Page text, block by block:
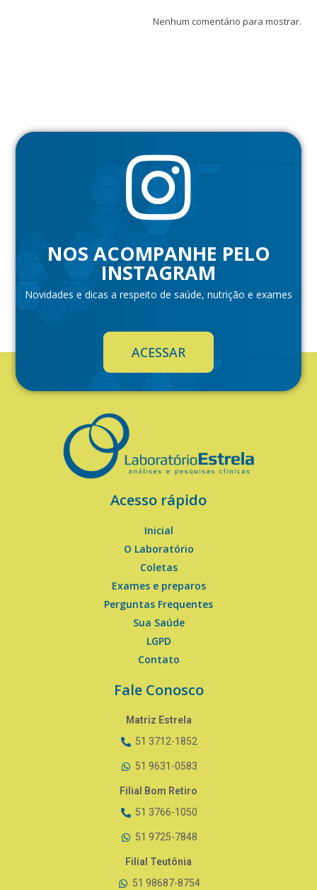
Nenhum comentário para mostrar.
NOS ACOMPANHE PELO
INSTAGRAM
Novidades e dicas a respeito de saúde, nutrição e exames
ACESSAR
Acesso rápido
Inicial
O Laboratório
Coletas
Exames e preparos
Perguntas Frequentes
Sua Saúde
LGPD
Contato
Fale Conosco
Matriz Estrela
51 3712-1852
51 9631-0583
Filial Bom Retiro
51 3766-1050
51 9725-7848
Filial Teutônia
51 98687-8754